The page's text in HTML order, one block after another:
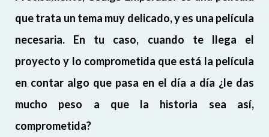
que trata un tema muy delicado, y es una película
necesaria. En tu caso, cuando te llega el
proyecto y lo comprometida que está la película
en contar algo que pasa en el día a día ¿le das
mucho peso a que la historia sea así,
comprometida?